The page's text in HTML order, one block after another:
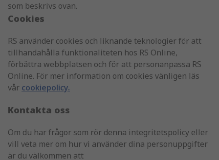
som beskrivs ovan.
Cookies
RS använder cookies och liknande teknologier för att
tillhandahålla funktionaliteten hos RS Online,
förbättra webbplatsen och för att personanpassa RS
Online. För mer information om cookies vänligen läs
vår cookiepolicy.
Kontakta oss
Om du har frågor som rör denna integritetspolicy eller
vill veta mer om hur vi använder dina personuppgifter
är du välkommen att